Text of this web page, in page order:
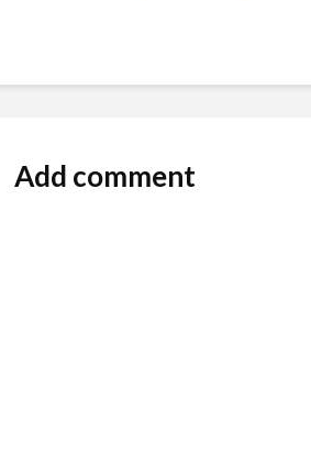
Add comment